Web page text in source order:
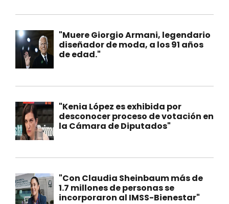
"Muere Giorgio Armani, legendario
diseñador de moda, a los 91 años
de edad."
"Kenia López es exhibida por
desconocer proceso de votación en
la Cámara de Diputados"
"Con Claudia Sheinbaum más de
1.7 millones de personas se
incorporaron al IMSS-Bienestar"